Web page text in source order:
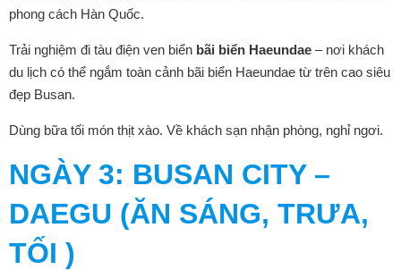
phong cách Hàn Quốc.
Trải nghiệm đi tàu điện ven biển bãi biển Haeundae – nơi khách
du lịch có thể ngắm toàn cảnh bãi biển Haeundae từ trên cao siêu
đẹp Busan.
Dùng bữa tối món thịt xào. Về khách sạn nhận phòng, nghỉ ngơi.
NGÀY 3: BUSAN CITY –
DAEGU (ĂN SÁNG, TRƯA,
TỐI )